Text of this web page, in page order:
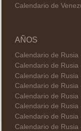
Calendario de
AÑOS
Calendario de Rusia
Calendario de Rusia
Calendario de Rusia
Calendario de Rusia
Calendario de Rusia
Calendario de Rusia
Calendario de Rusia
Calendario de Rusia